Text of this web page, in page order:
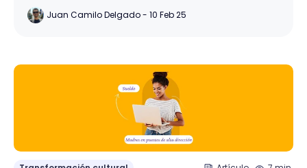
Juan Camilo Delgado - 10 Feb 25